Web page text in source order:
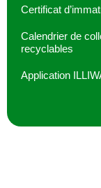
Certificat
Calendrier de
recyclables
Application